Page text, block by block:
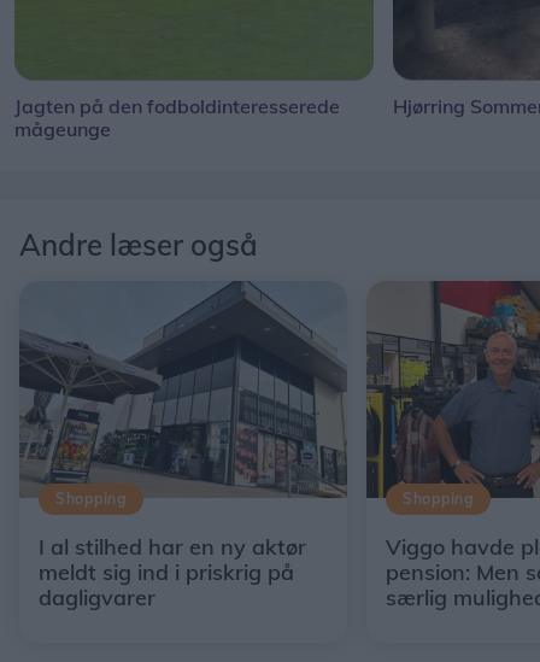
Jagten på den fodboldinteresserede
mågeunge
Hjørring
Andre læser også
Shopping
I al stilhed har en ny aktør
meldt sig ind i priskrig på
dagligvarer
Shopping
Viggo havde
pension: Men
særlig